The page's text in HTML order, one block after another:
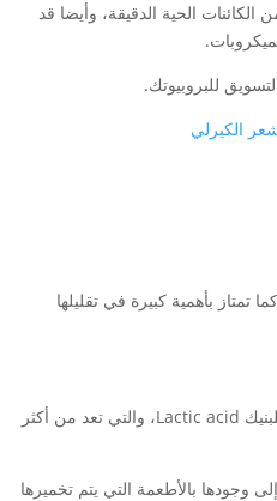
الحية الدقيقة، وأيضا قد
للبروبيوتك.
الكيرلي
تمتاز بأهمية كبيرة في تقليلها
يعد هذا النوع من أنواع بكتيريا حمض اللبنيك Lactic acid، والتي تعد من أكثر
وجودها بالأطعمة التي يتم تخميرها